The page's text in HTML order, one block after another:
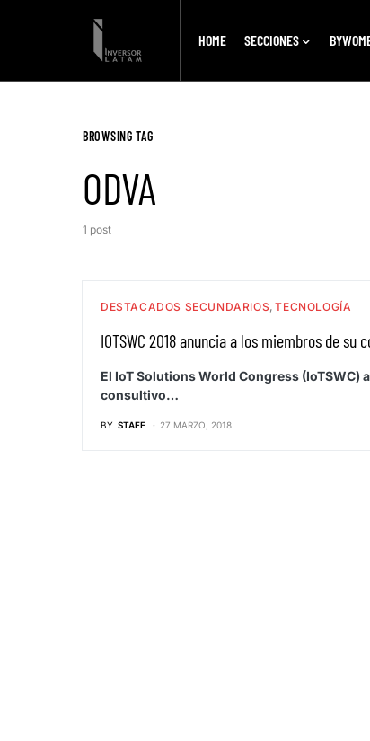
HOME SECCIONES
BROWSING TAG
ODVA
1 post
DESTACADOS SECUNDARIOS TECNOLOGÍA
IOTSWC 2018 anuncia a los miembros de su
El IoT Solutions World Congress
consultivo…
BY STAFF 27 MARZO, 2018